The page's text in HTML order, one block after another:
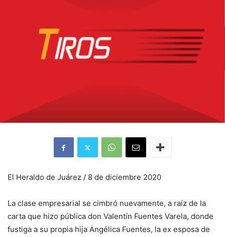
El Heraldo de Juárez / 8 de diciembre 2020
La clase empresarial se cimbró nuevamente, a raíz de la
carta que hizo pública don Valentín Fuentes Varela, donde
fustiga a su propia hija Angélica Fuentes, la ex esposa de